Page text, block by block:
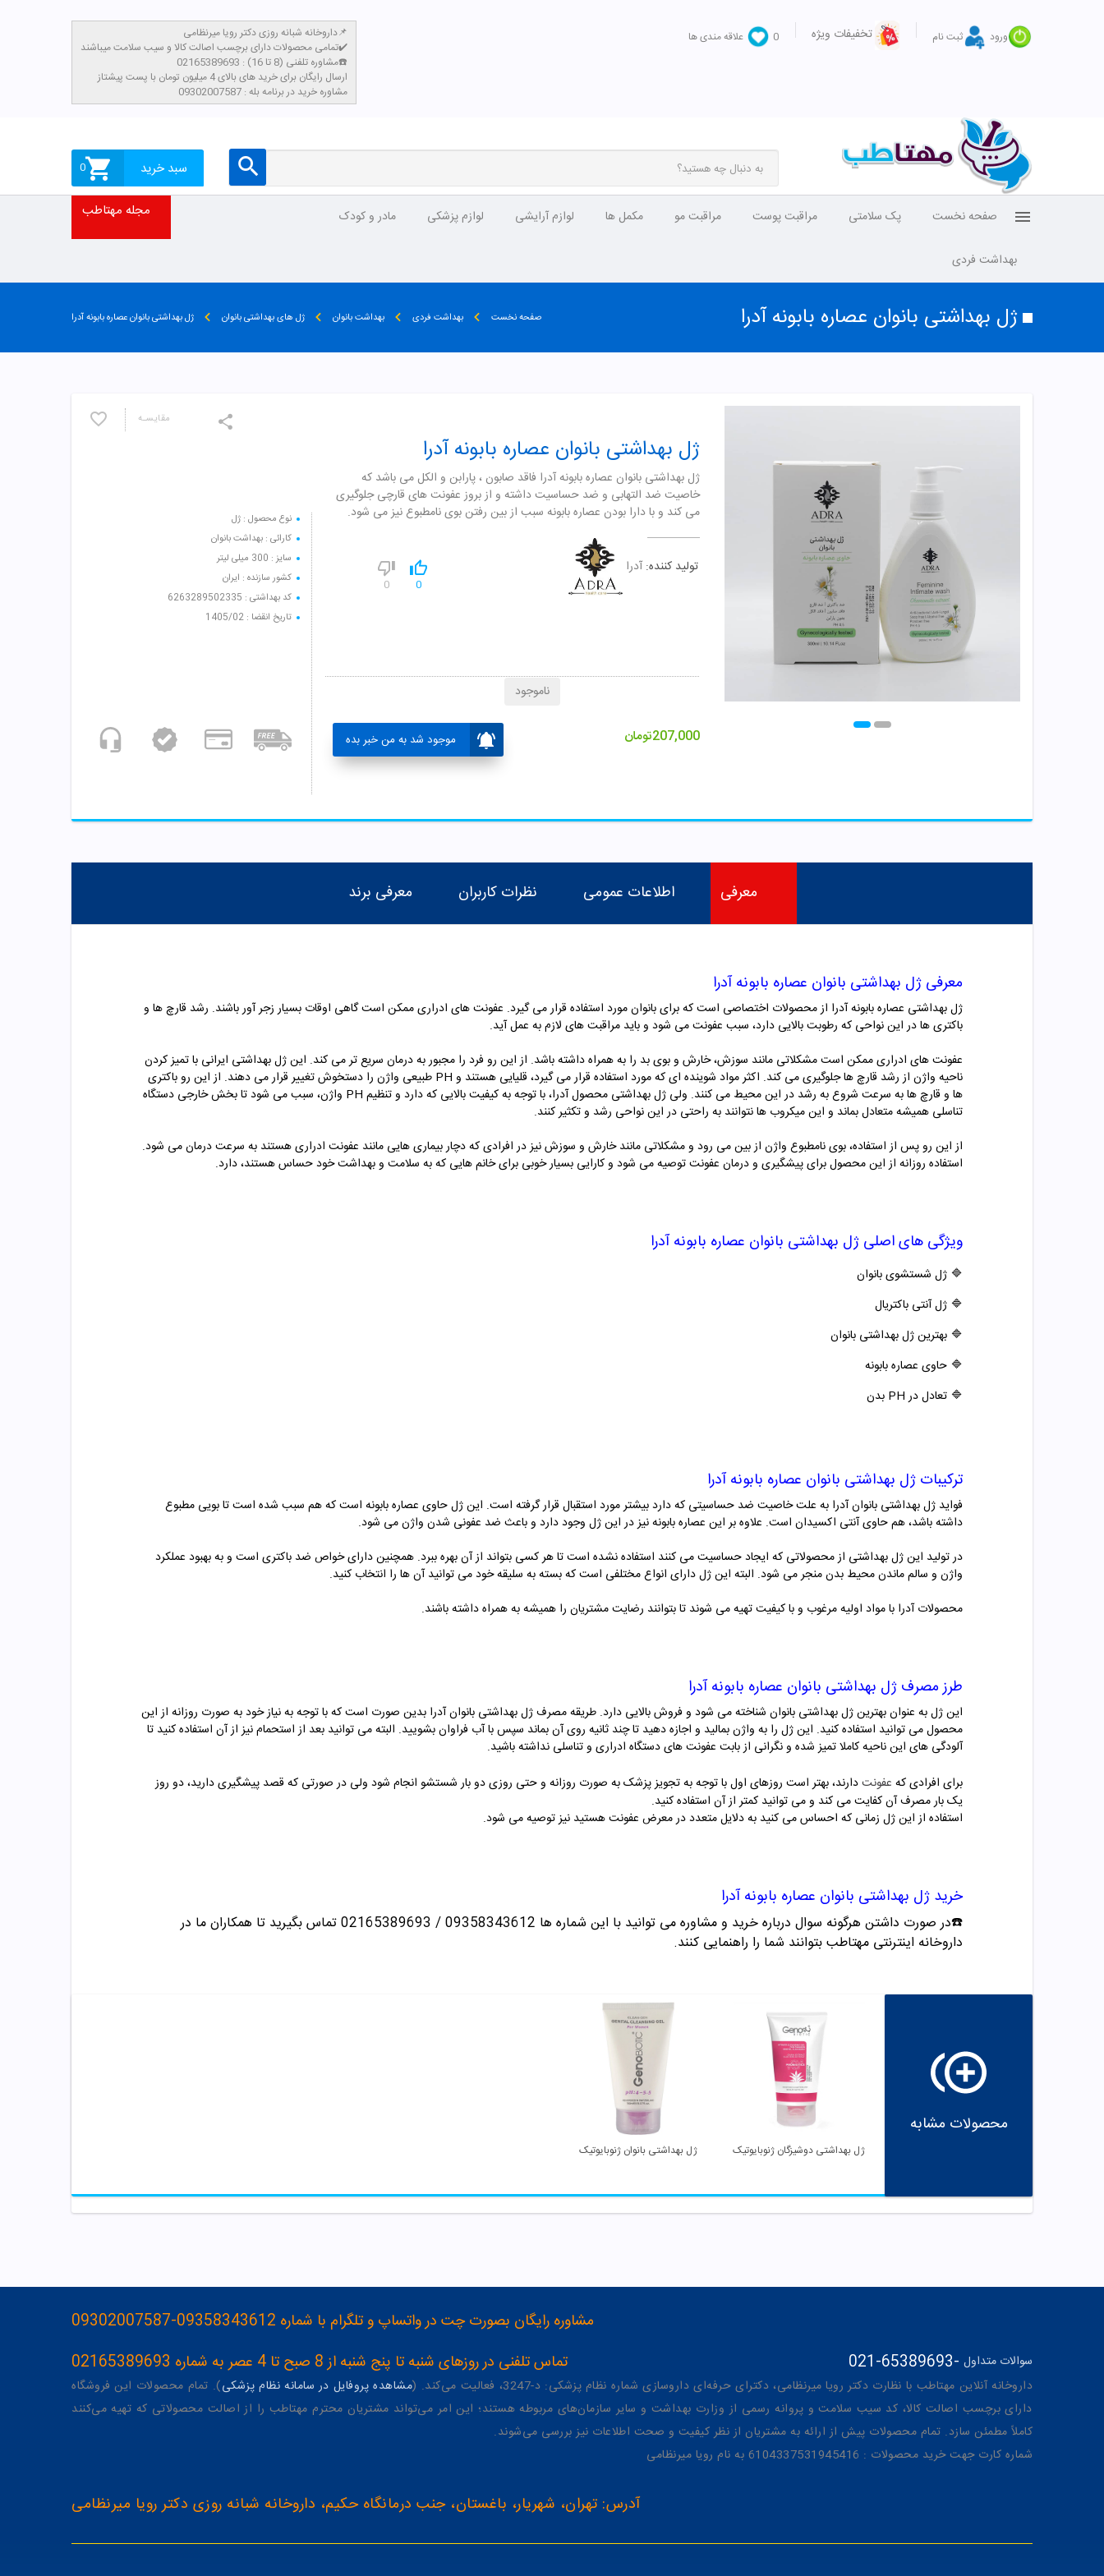
ورود ثبت نام تخفیفات ویژه 0 علاقه مندی ها
داروخانه شبانه روزی دکتر رویا میرنظامی📌
تمامی محصولات دارای برچسب اصالت کالا و سیب سلامت میباشند✔️
مشاوره تلفنی (8 تا 16) : 02165389693☎️
​ارسال رایگان برای خرید های بالای 4 میلیون تومان با پست پیشتاز
مشاوره خرید در برنامه بله : 09302007587
سبد خرید 0
صفحه نخست پک سلامتی مراقبت پوست مراقبت مو مکمل ها لوازم آرایشی لوازم پزشکی مادر و کودک
بهداشت فردی
مجله مهتاطب
ژل بهداشتی بانوان عصاره بابونه آدرا صفحه نخست بهداشت فردی بهداشت بانوان ژل های بهداشتی بانوان ژل بهداشتی بانوان عصاره بابونه آدرا
مقایسـه
نوع محصول : ژل
کارائی : بهداشت بانوان
سایز : 300 میلی لیتر
کشور سازنده : ایران
کد بهداشتی : 6263289502335
تاریخ انقضا : 1405/02
ژل بهداشتی بانوان عصاره بابونه آدرا
ژل بهداشتی بانوان عصاره بابونه آدرا فاقد صابون ، پارابن و الکل می باشد که
خاصیت ضد التهابی و ضد حساسیت داشته و از بروز عفونت های قارچی جلوگیری
می کند و با دارا بودن عصاره بابونه سبب از بین رفتن بوی نامطبوع نیز می شود.
تولید کننده: آدرا
0
0
207,000تومان موجود شد به من خبر بده
ناموجود
معرفی اطلاعات عمومی نظرات کاربران معرفی برند
معرفی ژل بهداشتی بانوان عصاره بابونه آدرا
ژل بهداشتی عصاره بابونه آدرا از محصولات اختصاصی است که برای بانوان مورد استفاده قرار می گیرد. عفونت های ادراری ممکن است گاهی اوقات بسیار زجر آور باشند. رشد قارچ ها و
باکتری ها در این نواحی که رطوبت بالایی دارد، سبب عفونت می شود و باید مراقبت های لازم به عمل آید.
عفونت های ادراری ممکن است مشکلاتی مانند سوزش، خارش و بوی بد را به همراه داشته باشد. از این رو فرد را مجبور به درمان سریع تر می کند. این ژل بهداشتی ایرانی با تمیز کردن
ناحیه واژن از رشد قارچ ها جلوگیری می کند. اکثر مواد شوینده ای که مورد استفاده قرار می گیرد، قلیایی هستند و PH طبیعی واژن را دستخوش تغییر قرار می دهند. از این رو باکتری
ها و قارچ ها به سرعت شروع به رشد در این محیط می کنند. ولی ژل بهداشتی محصول آدرا، با توجه به کیفیت بالایی که دارد و تنظیم PH واژن، سبب می شود تا بخش خارجی دستگاه
تناسلی همیشه متعادل بماند و این میکروب ها نتوانند به راحتی در این نواحی رشد و تکثیر کنند.
از این رو پس از استفاده، بوی نامطبوع واژن از بین می رود و مشکلاتی مانند خارش و سوزش نیز در افرادی که دچار بیماری هایی مانند عفونت ادراری هستند به سرعت درمان می شود.
استفاده روزانه از این محصول برای پیشگیری و درمان عفونت توصیه می شود و کارایی بسیار خوبی برای خانم هایی که به سلامت و بهداشت خود حساس هستند، دارد.
ویژگی های اصلی ژل بهداشتی بانوان عصاره بابونه آدرا
🔷 ژل شستشوی بانوان
🔷 ژل آنتی باکتریال
🔷 بهترین ژل بهداشتی بانوان
🔷 حاوی عصاره بابونه
🔷 تعادل در PH بدن
ترکیبات ژل بهداشتی بانوان عصاره بابونه آدرا
فواید ژل بهداشتی بانوان آدرا به علت خاصیت ضد حساسیتی که دارد بیشتر مورد استقبال قرار گرفته است. این ژل حاوی عصارهبابونه است که هم سبب شده است تا بویی مطبوع
داشته باشد، هم حاوی آنتی اکسیدان است. علاوه بر این عصاره بابونه نیز در این ژل وجود دارد و باعث ضد عفونی شدن واژن می شود.
در تولید این ژل بهداشتی از محصولاتی که ایجاد حساسیت می کنند استفاده نشده است تا هر کسی بتواند از آن بهره ببرد. همچنین دارای خواص ضد باکتری است و به بهبود عملکرد
واژن و سالم ماندن محیط بدن منجر می شود. البته این ژل دارای انواع مختلفی است که بسته به سلیقه خود می توانید آن ها را انتخاب کنید.
محصولات آدرا با مواد اولیه مرغوب و با کیفیت تهیه می شوند تا بتوانند رضایت مشتریان را همیشه به همراه داشته باشند.
طرز مصرف ژل بهداشتی بانوان عصاره بابونه آدرا
این ژل به عنوان بهترین ژل بهداشتی بانوان شناخته می شود و فروش بالایی دارد. طریقه مصرف ژل بهداشتی بانوان آدرا بدین صورت است که با توجه به نیاز خود به صورت روزانه از این
محصول می توانید استفاده کنید. این ژل را به واژن بمالید و اجازه دهید تا چند ثانیه روی آن بماند سپس با آب فراوان بشویید. البته می توانید بعد از استحمام نیز از آن استفاده کنید تا
آلودگی های این ناحیه کاملا تمیز شده و نگرانی از بابت عفونت های دستگاه ادراری و تناسلی نداشته باشید.
برای افرادی که عفونتدارند، بهتر است روزهای اول با توجه به تجویز پزشک به صورت روزانه و حتی روزی دو بار شستشو انجام شود ولی در صورتی که قصد پیشگیری دارید، دو روز
یک بار مصرف آن کفایت می کند و می توانید کمتر از آن استفاده کنید.
استفاده از این ژل زمانی که احساس می کنید به دلایل متعدد در معرض عفونت هستید نیز توصیه می شود.
خرید ژل بهداشتی بانوان عصاره بابونه آدرا
☎️در صورت داشتن هرگونه سوال درباره خرید و مشاوره می توانید با این شماره ها 09358343612 / 02165389693
تماس بگیرید تا همکاران ما در
داروخانه اینترنتی مهتاطب بتوانند شما را راهنمایی کنند.
محصولات مشابه
ژل بهداشتی دوشیزگان ژنوبایوتیک ژل بهداشتی بانوان ژنوبایوتیک
مشاوره رایگان بصورت چت در واتساپ و تلگرام با شماره 09358343612-09302007587
تماس تلفنی در روزهای شنبه تا پنج شنبه از 8 صبح تا 4 عصر به شماره 02165389693
021-65389693 سوالات متداول -
داروخانه آنلاین مهتاطب با نظارت دکتر رویا میرنظامی، دکترای حرفه‌ای داروسازی شماره نظام پزشکی: د-3247، فعالیت می‌کند. ( مشاهده پروفایل در سامانه نظام پزشکی). تمام محصولات این فروشگاه
دارای برچسب اصالت کالا، کد سیب سلامت و پروانه رسمی از وزارت بهداشت و سایر سازمان‌های مربوطه هستند؛ این امر می‌تواند مشتریان محترم مهتاطب را از اصالت محصولاتی که تهیه می‌کنند
کاملاً مطمئن سازد. تمام محصولات پیش از ارائه به مشتریان از نظر کیفیت و صحت اطلاعات نیز بررسی می‌شوند.
شماره کارت جهت خرید محصولات : 6104337531945416 به نام رویا میرنظامی
آدرس: تهران، شهریار، باغستان، جنب درمانگاه حکیم، داروخانه شبانه روزی دکتر رویا میرنظامی